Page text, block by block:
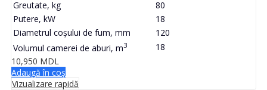
Greutate, kg
80
Putere, kW
18
Diametrul coșului de fum, mm
120
Volumul camerei de aburi, m3
18
10,950 MDL
Adaugă în coș
Vizualizare rapidă